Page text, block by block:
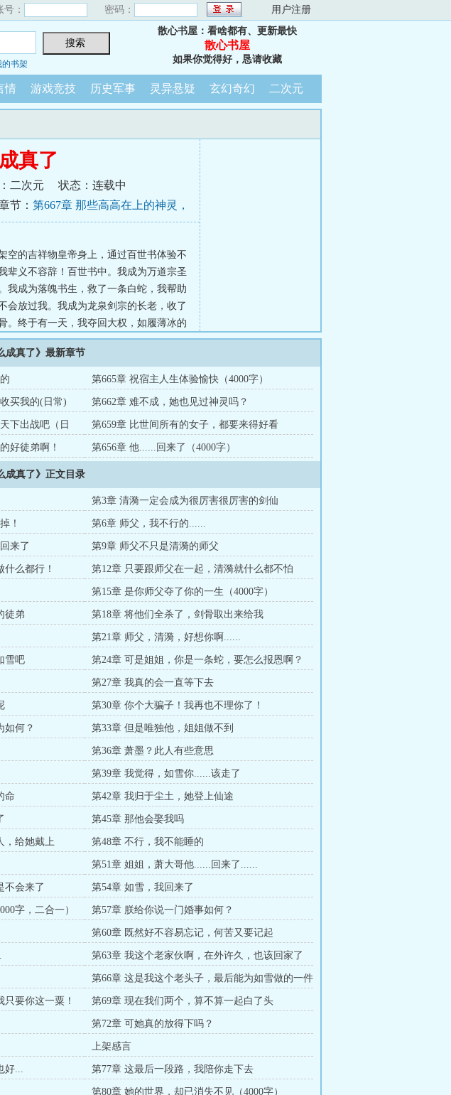
号： 密码： 用户注册
的书架
散心书屋：看啥都有、更新最快
散心书屋
如果你觉得好，恳请收藏
情 游戏竞技 历史军事 灵异悬疑 玄幻奇幻 二次元
真了
二次元
状态：连载中
节： 第667章 那些高高在上的神灵，
在乎吗
空的吉祥物皇帝身上，通过百世书体验不
辈义不容辞！百世书中。我成为万道宗圣
我成为落魄书生，救了一条白蛇，我帮助
会放过我。我成为龙泉剑宗的长老，收了
。终于有一天，我夺回大权，如履薄冰的
一个巨大的白龙龙首从云层中探出，死死
...
成真了》最新章节
第665章 祝宿主人生体验愉快（4000字）
买我的(日常) 第662章 难不成，她也见过神灵吗？
下出战吧（日
第659章 比世间所有的女子，都要来得好看
好徒弟啊！
第656章 他......回来了（4000字）
成真了》正文目录
第3章 清漪一定会成为很厉害很厉害的剑仙
！ 第6章 师父，我不行的......
来了 第9章 师父不只是清漪的师父
么都行！ 第12章 只要跟师父在一起，清漪就什么都不怕
第15章 是你师父夺了你的一生（4000字）
徒弟 第18章 将他们全杀了，剑骨取出来给我
第21章 师父，清漪，好想你啊......
雪吧 第24章 可是姐姐，你是一条蛇，要怎么报恩啊？
第27章 我真的会一直等下去
第30章 你个大骗子！我再也不理你了！
如何？ 第33章 但是唯独他，姐姐做不到
第36章 萧墨？此人有些意思
第39章 我觉得，如雪你......该走了
命 第42章 我归于尘土，她登上仙途
第45章 那他会娶我吗
，给她戴上 第48章 不行，我不能睡的
第51章 姐姐，萧大哥他......回来了......
不会来了 第54章 如雪，我回来了
字，二合一） 第57章 朕给你说一门婚事如何？
第60章 既然好不容易忘记，何苦又要记起
第63章 我这个老家伙啊，在外许久，也该回家了
第66章 这是我这个老头子，最后能为如雪做的一件
事了
要你这一粟！ 第69章 现在我们两个，算不算一起白了头
第72章 可她真的放得下吗？
上架感言
好... 第77章 这最后一段路，我陪你走下去
第80章 她的世界，却已消失不见（4000字）